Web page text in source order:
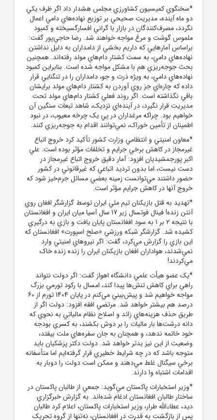
*سخنگوي کميسيون کشاورزي مجلس هشدار داد اگر ظرف يکي
دو ماه آينده، مديريت صحيحي بر توزيع نهاده‌هاي دامي اعمال
نگردد، مصرف‌کنندگان در بازار با گراني افسارگسيخته و کمبود
ملموس گوشت و مرغ مواجه خواهند شد. رضا حاجي‌پور گفت:
براساس آمارهايي که داريم بخشي از دامداران به دليل نداشتن
نهاده‌هاي دامي، به سمت کشتار دام‌هاي مولد رفته‌اند. همچنين
بحث جوجه‌ريزي هم با مشکل مواجه شده است. بنابراين کمبود
نهاده‌هاي دامي، به ويژه ذرت و جو، دامداران را در تنگنايي قرار
داده که چاره‌اي جز روي آوردن به کشتار دام‌هاي مولد برايشان
باقي نگذاشته است. اگر روند فعلي کشتار دام‌هاي مولد تحت
مديريت قرار نگيرد، در آينده‌اي نزديک، شاهد تبعات سنگين آن
خواهيم بود. چراکه مرغداران در پي يک چرخه معيوب، در نبود
اطمينان از تأمين خوراک، نمي‌توانند اقدام به جوجه‌ريزي کنند.
*معاون امنيتي و انتظامي وزارت کشور تأکيد کرد خروج اتباع
غيرمجاز در کاهش برخي جرايم و تخلفات مؤثر بوده است. علي
اکبر پورجمشيديان افزود: آمار دقيق خروج اتباع غيرمجاز در
دست نيست، اما بدون ترديد اتباعي که غيرقانوني در کشور
حضور داشتند مي‌توانست زمينه بعضي مسائل جرم‌خيز شود که
خروج آنها در کاهش جرايم مؤثر است.
*تهديد به قتل بازيکنان تيم ملي ايران توسط گزارشگر افغان روي
آنتن زنده! فينال فوتسال زير 17 سال آسيا ميان ايران و افغانستان
با نتيجه 2 بر 1 به سود افغانستان پايان يافت و بازي به درگيري
کشيده شد. گزارشگر شبکه ورزشي «صلح اسپورت» افغانستان که
اين بازي را گزارش مي‌کرد، گفت: اگر نيروهاي امنيتي وارد
نمي‌شدند، هواداران افغان بازيکنان ايران را زنده زنده خاک
مي‌کردند!
*يک عضو هيأت علمي دانشگاه اهواز گفت: اگر دولت نتواند
راهي براي کاهش تنش‌ها پيدا کند، امسال با رکود تورمي بزرگ
مواجه خواهيم شد و پيش‌بيني مي‌کنم در پايان 1404 تورم از 60
درصد هم بيشتر خواهد شد. مرتضي افقه افزود: دولت اگر از
طريق حذف هزينه‌هاي زائد و اصلاح نظام مالياتي به نحوي که
دانه درشت‌ها بار ماليات را بر دوش بکشند، به کسري بودجه
خود خاتمه ندهد، و همچنان به جان سفره‌هاي ملت بيفتد،
وضعيت از اين نيز بدتر خواهد شد. دولت دکتر پزشکيان بايد
متوجه باشد که در چه شرايط خطيري قرار گرفته‌ايم اما متأسفانه
برخي سيگنال غلط مي‌دهند و ممکن است دولت را دوبار به
اقدامات اشتباه وا دارند.
*وزير استخبارات پاکستان مي‌گويد: جمعي از طالبان پاکستان در
ساختار طالبان افغانستان ادغام شده‌اند. به گزارش خبرگزاري
ديد، عطاءالله طرار، وزير استخبارات پاکستان، اعلام کرد طالبان
پس از بازگشت به قدرت در افغانستان، نه‌تنها از گروه تحريک